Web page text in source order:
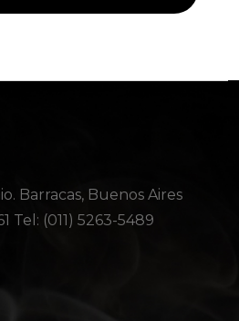
Barracas, Buenos Aires
Tel: (011) 5263-5489